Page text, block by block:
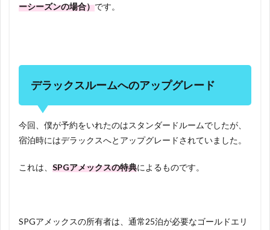
ーシーズンの場合）です。
デラックスルームへのアップグレード
今回、僕が予約をいれたのはスタンダードルームでしたが、
宿泊時にはデラックスへとアップグレードされていました。
これは、 SPGアメックスの特典によるものです。
SPGアメックスの所有者は、通常25泊が必要なゴールドエリ